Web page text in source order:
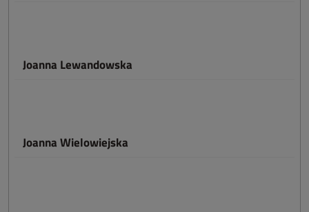
Joanna Lewandowska
Joanna Wielowiejska